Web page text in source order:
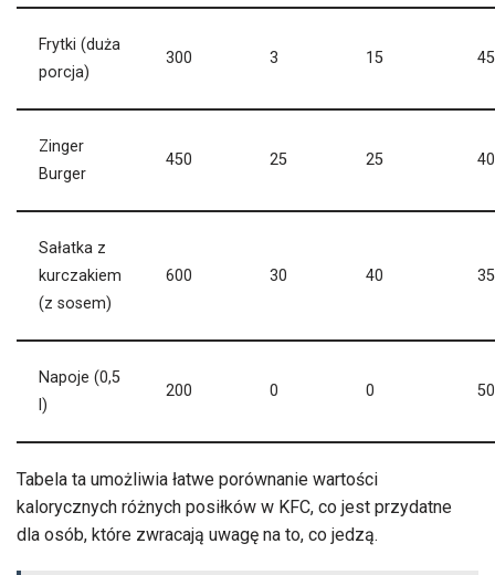
Frytki (duża
porcja)
300 3 15 45
Zinger
Burger
450 25 25 40
Sałatka z
kurczakiem
(z sosem)
600 30 40 35
Napoje (0,5
l)
200 0 0 50
Tabela ta umożliwia łatwe porównanie wartości
kalorycznych różnych posiłków w KFC, co jest przydatne
dla osób, które zwracają uwagę na to, co jedzą.